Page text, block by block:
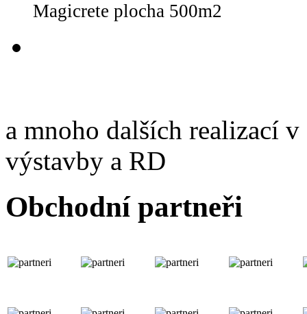
Magicrete plocha 500m2
a mnoho dalších realizací
výstavby a RD
Obchodní partneři